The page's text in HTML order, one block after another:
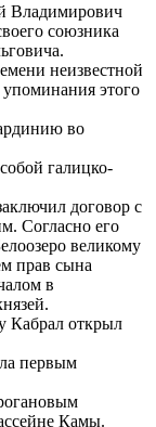
Владимирович
союзника
неизвестной
этого
во
галицко-
договор с
Согласно его
великому
прав сына
в
Кабрал открыл
первым
Камы.